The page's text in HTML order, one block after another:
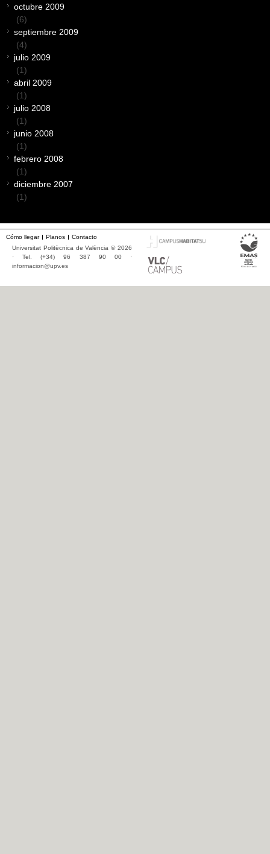
octubre 2009
(6)
septiembre 2009
(4)
julio 2009
(1)
abril 2009
(1)
julio 2008
(1)
junio 2008
(1)
febrero 2008
(1)
diciembre 2007
(1)
Cómo llegar Planos
Contacto
Universitat Politècnica de València © 2026
· Tel. (+34) 96 387 90 00 ·
informacion@upv.es